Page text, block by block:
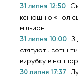
31 липня 12:50
конюшню
мільйон
31 липня 10:00 З
стягують сотні
вирубку в
30 липня 17:37